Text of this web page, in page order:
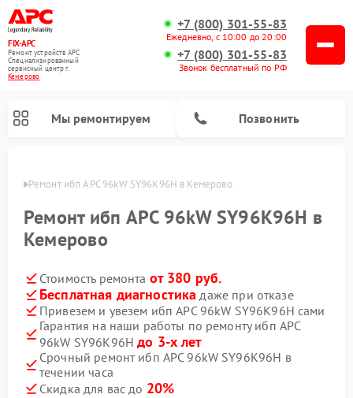
FIX-APC
Ремонт устройств APC
Специализированный
cервисный центр г.
Кемерово
+7 (800) 301-55-83
Ежедневно, с 10:00 до 20:00
+7 (800) 301-55-83
Звонок бесплатный по РФ
Мы ремонтируем Позвонить
Ремонт ибп APC 96kW SY96K96H в Кемерово
Ремонт ибп APC 96kW SY96K96H в
Кемерово
Стоимость ремонта от 380 руб.
Бесплатная диагностика даже при отказе
Привезем и увезем ибп APC 96kW SY96K96H сами
Гарантия на наши работы по ремонту ибп APC
96kW SY96K96Hдо 3-х лет
Срочный ремонт ибп APC 96kW SY96K96H в
течении часа
Скидка для вас до 20%